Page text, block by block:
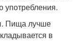
употребления.
Пища лучше
в